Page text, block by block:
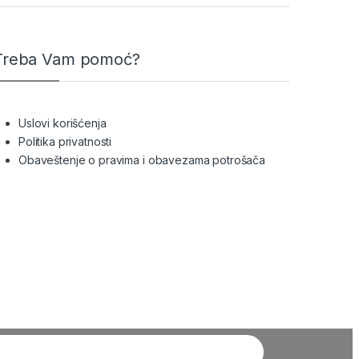
Vam pomoć?
Uslovi korišćenja
Politika privatnosti
Obaveštenje o pravima i obavezama potrošača